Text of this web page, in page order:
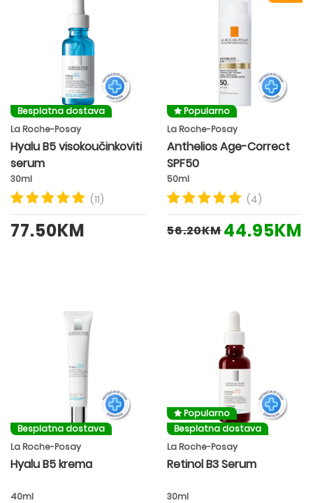
Besplatna dostava
La Roche-Posay
Hyalu B5 visokoučinkoviti
serum
30ml
(11)
77.50KM
Popularno
La Roche-Posay
Anthelios Age-Correct
SPF50
50ml
(4)
56.20KM44.95KM
Besplatna dostava
La Roche-Posay
Hyalu B5 krema
40ml
Popularno
Besplatna dostava
La Roche-Posay
Retinol B3 Serum
30ml